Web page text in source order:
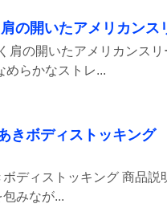
開いたアメリカンス
肩の開いたアメリカンスリ
めらかなストレ...
きボディストッキン
ィストッキング 商品説
みなが...